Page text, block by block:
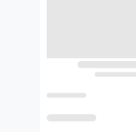
شخصیت‌ها استوار